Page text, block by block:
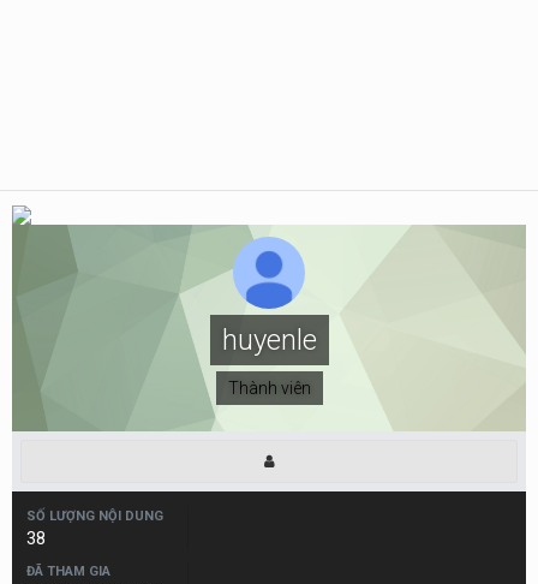
huyenle
Thành viên
SỐ LƯỢNG NỘI DUNG
38
ĐÃ THAM GIA